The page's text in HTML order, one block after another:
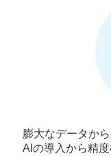
膨大なデータか
AIの導入から精